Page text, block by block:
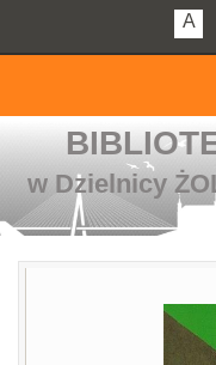
A
w Dzielnicy